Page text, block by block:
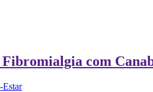
com
Estar